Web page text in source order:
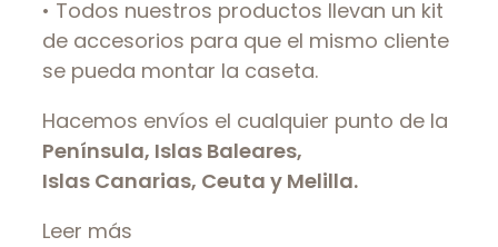
• Todos nuestros productos llevan un kit
de accesorios para que el mismo cliente
se pueda montar la caseta.
Hacemos envíos el cualquier punto de la
Península, Islas Baleares,
Islas Canarias, Ceuta y Melilla.
Leer más